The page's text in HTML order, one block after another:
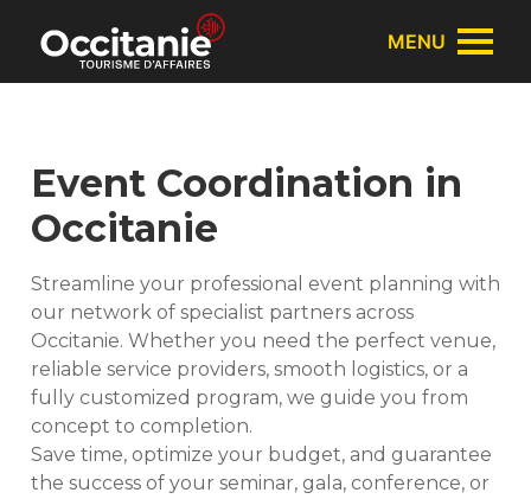
Cookies management panel
MENU
Event Coordination in
Occitanie
Streamline your professional event planning with
our network of specialist partners across
Occitanie. Whether you need the perfect venue,
reliable service providers, smooth logistics, or a
fully customized program, we guide you from
concept to completion.
Save time, optimize your budget, and guarantee
the success of your seminar, gala, conference, or